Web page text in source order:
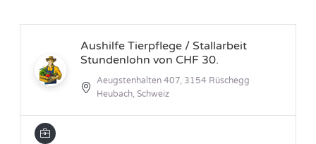
Aushilfe Tierpflege / Stallarbeit
Stundenlohn von CHF 30.
Aeugstenhalten 407, 3154 Rüschegg
Heubach, Schweiz